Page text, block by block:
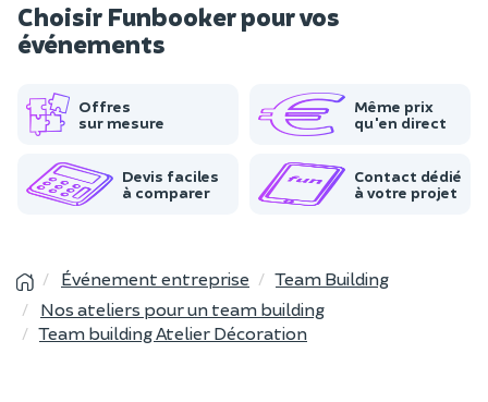
Choisir Funbooker pour vos
événements
Offres
sur mesure
Même prix
qu'en direct
Devis faciles
à comparer
Contact dédié
à votre projet
Événement entreprise
Team Building
Nos ateliers pour un team building
Team building Atelier Décoration